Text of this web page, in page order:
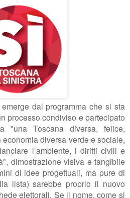
dal programma che si sta
processo condiviso e partecipato
"una Toscana diversa, felice,
diversa verde e sociale,
l’ambiente, i diritti civili e
dimostrazione visiva e tangibile
di idee progettuali, ma pure di
lista) sarebbe proprio il nuovo
elettorali. Se il nome, come si